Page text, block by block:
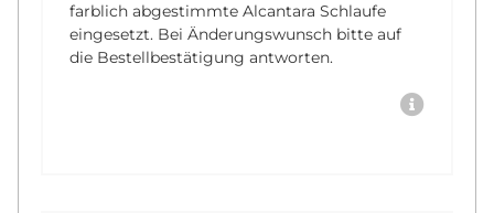
farblich abgestimmte Alcantara Schlaufe
eingesetzt. Bei Änderungswunsch bitte auf
die Bestellbestätigung antworten.